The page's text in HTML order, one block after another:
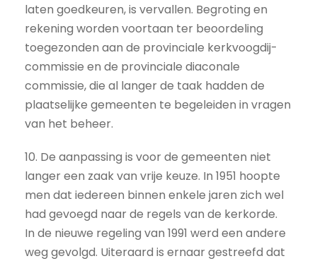
laten goedkeuren, is vervallen. Begroting en
rekening worden voortaan ter beoordeling
toegezonden aan de provinciale kerkvoogdij-
commissie en de provinciale diaconale
commissie, die al langer de taak hadden de
plaatselijke gemeenten te begeleiden in vragen
van het beheer.
10. De aanpassing is voor de gemeenten niet
langer een zaak van vrije keuze. In 1951 hoopte
men dat iedereen binnen enkele jaren zich wel
had gevoegd naar de regels van de kerkorde.
In de nieuwe regeling van 1991 werd een andere
weg gevolgd. Uiteraard is ernaar gestreefd dat